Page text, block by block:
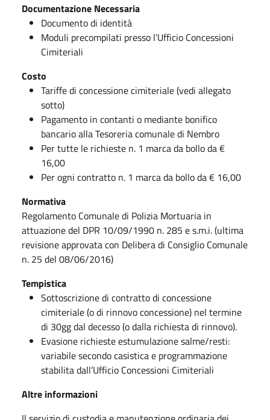
Documentazione Necessaria
Documento di identità
Moduli precompilati presso l’Ufficio Concessioni
Cimiteriali
Costo
Tariffe di concessione cimiteriale (vedi allegato
sotto)
Pagamento in contanti o mediante bonifico
bancario alla Tesoreria comunale di Nembro
Per tutte le richieste n. 1 marca da bollo da €
16,00
Per ogni contratto n. 1 marca da bollo da € 16,00
Normativa
Regolamento Comunale di Polizia Mortuaria in
attuazione del DPR 10/09/1990 n. 285 e s.m.i. (ultima
revisione approvata con Delibera di Consiglio Comunale
n. 25 del 08/06/2016)
Tempistica
Sottoscrizione di contratto di concessione
cimiteriale (o di rinnovo concessione) nel termine
di 30gg dal decesso (o dalla richiesta di rinnovo).
Evasione richieste estumulazione salme/resti:
variabile secondo casistica e programmazione
stabilita dall’Ufficio Concessioni Cimiteriali
Altre informazioni